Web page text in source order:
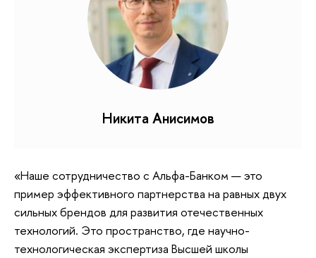
Никита Анисимов
«Наше сотрудничество с Альфа-Банком — это
пример эффективного партнерства на равных двух
сильных брендов для развития отечественных
технологий. Это пространство, где научно-
технологическая экспертиза Высшей школы